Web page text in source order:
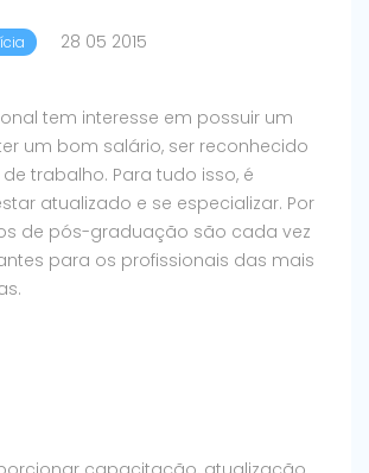
28 05 2015
tem interesse em possuir um
um bom salário, ser reconhecido
trabalho. Para tudo isso, é
atualizado e se especializar. Por
de pós-graduação são cada vez
para os profissionais das mais